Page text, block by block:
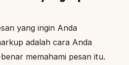
yang ingin Anda
adalah cara Anda
memahami pesan itu.